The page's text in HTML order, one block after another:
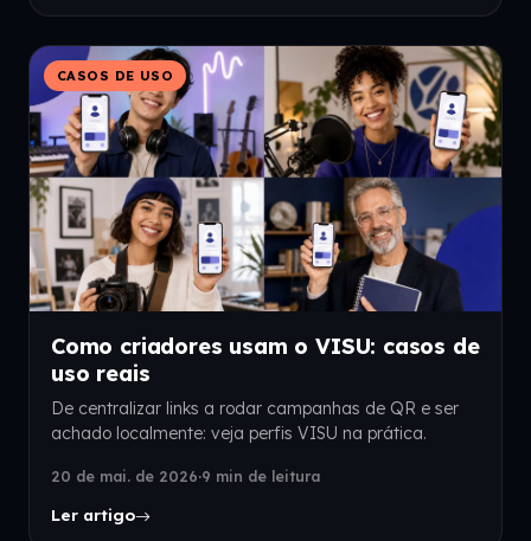
CASOS DE USO
Como criadores usam o VISU: casos de
uso reais
De centralizar links a rodar campanhas de QR e ser
achado localmente: veja perfis VISU na prática.
20 de mai. de 2026·9 min de leitura
Ler artigo